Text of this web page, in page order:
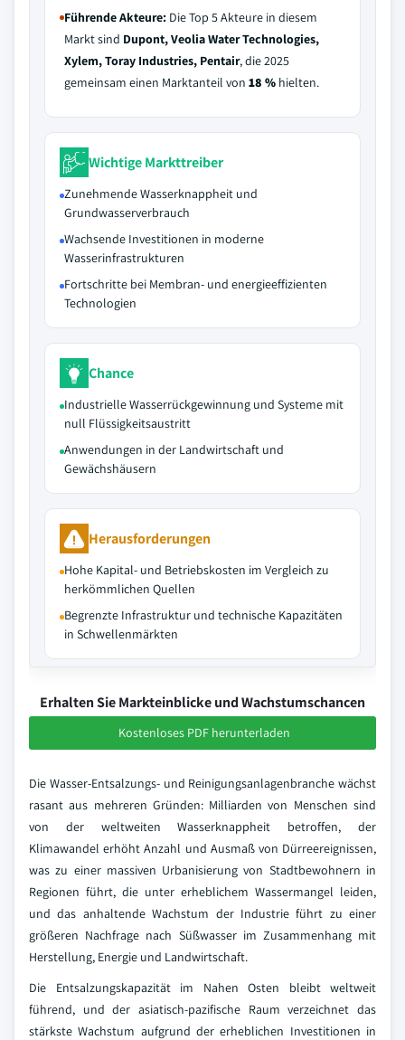
Führende Akteure: Die Top 5 Akteure in diesem
Markt sind Dupont, Veolia Water Technologies,
Xylem, Toray Industries, Pentair, die 2025
gemeinsam einen Marktanteil von 18 % hielten.
Wichtige Markttreiber
Zunehmende Wasserknappheit und
Grundwasserverbrauch
Wachsende Investitionen in moderne
Wasserinfrastrukturen
Fortschritte bei Membran- und energieeffizienten
Technologien
Chance
Industrielle Wasserrückgewinnung und Systeme mit
null Flüssigkeitsaustritt
Anwendungen in der Landwirtschaft und
Gewächshäusern
Herausforderungen
Hohe Kapital- und Betriebskosten im Vergleich zu
herkömmlichen Quellen
Begrenzte Infrastruktur und technische Kapazitäten
in Schwellenmärkten
Erhalten Sie Markteinblicke und Wachstumschancen
Kostenloses PDF herunterladen
Die Wasser-Entsalzungs- und Reinigungsanlagenbranche wächst
rasant aus mehreren Gründen: Milliarden von Menschen sind
von der weltweiten Wasserknappheit betroffen, der
Klimawandel erhöht Anzahl und Ausmaß von Dürreereignissen,
was zu einer massiven Urbanisierung von Stadtbewohnern in
Regionen führt, die unter erheblichem Wassermangel leiden,
und das anhaltende Wachstum der Industrie führt zu einer
größeren Nachfrage nach Süßwasser im Zusammenhang mit
Herstellung, Energie und Landwirtschaft.
Die Entsalzungskapazität im Nahen Osten bleibt weltweit
führend, und der asiatisch-pazifische Raum verzeichnet das
stärkste Wachstum aufgrund der erheblichen Investitionen in